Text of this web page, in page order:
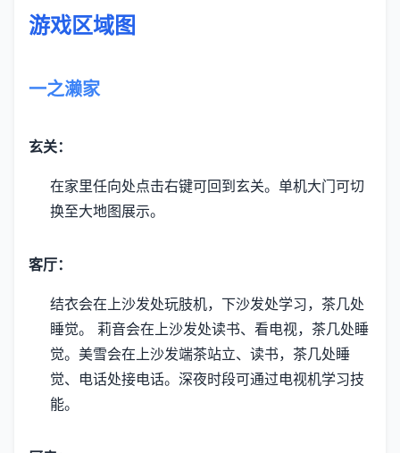
游戏区域图
一之濑家
玄关：
在家里任向处点击右键可回到玄关。 单机大门可切
换至大地图展示。
客厅：
结衣会在上沙发处玩肢机，下沙发处学习，茶几处
睡觉。
莉音会在上沙发处读书、看电视，茶几处睡
觉。 美雪会在上沙发端茶站立、读书，茶几处睡
觉、电话处接电话。 深夜时段可通过电视机学习技
能。